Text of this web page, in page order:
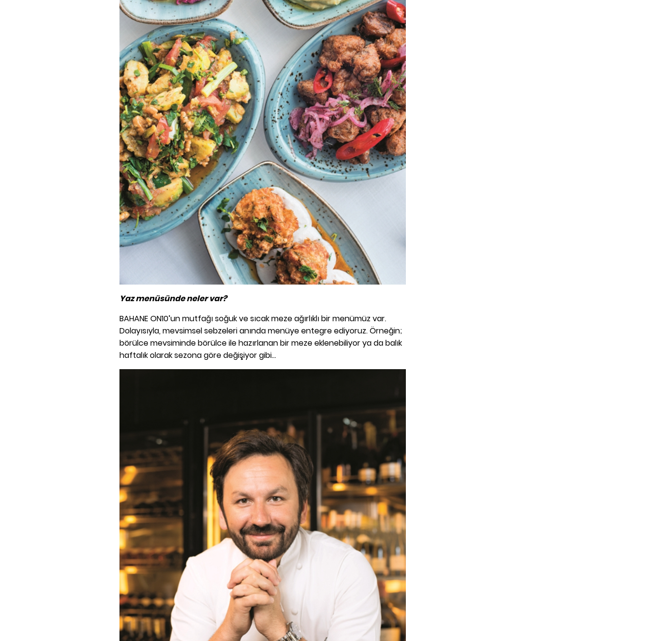
Yaz menüsünde neler var?
BAHANE ON10’un mutfağı soğuk ve sıcak meze ağırlıklı bir menümüz var.
Dolayısıyla, mevsimsel sebzeleri anında menüye entegre ediyoruz. Örneğin;
börülce mevsiminde börülce ile hazırlanan bir meze eklenebiliyor ya da balık
haftalık olarak sezona göre değişiyor gibi...